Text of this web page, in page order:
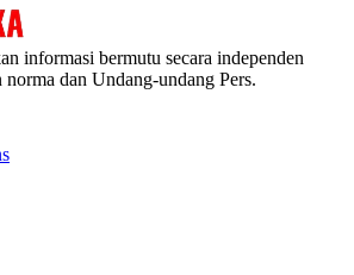
informasi bermutu secara independen
norma dan Undang-undang Pers.